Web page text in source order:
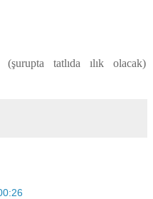
tatlıda ılık olacak)